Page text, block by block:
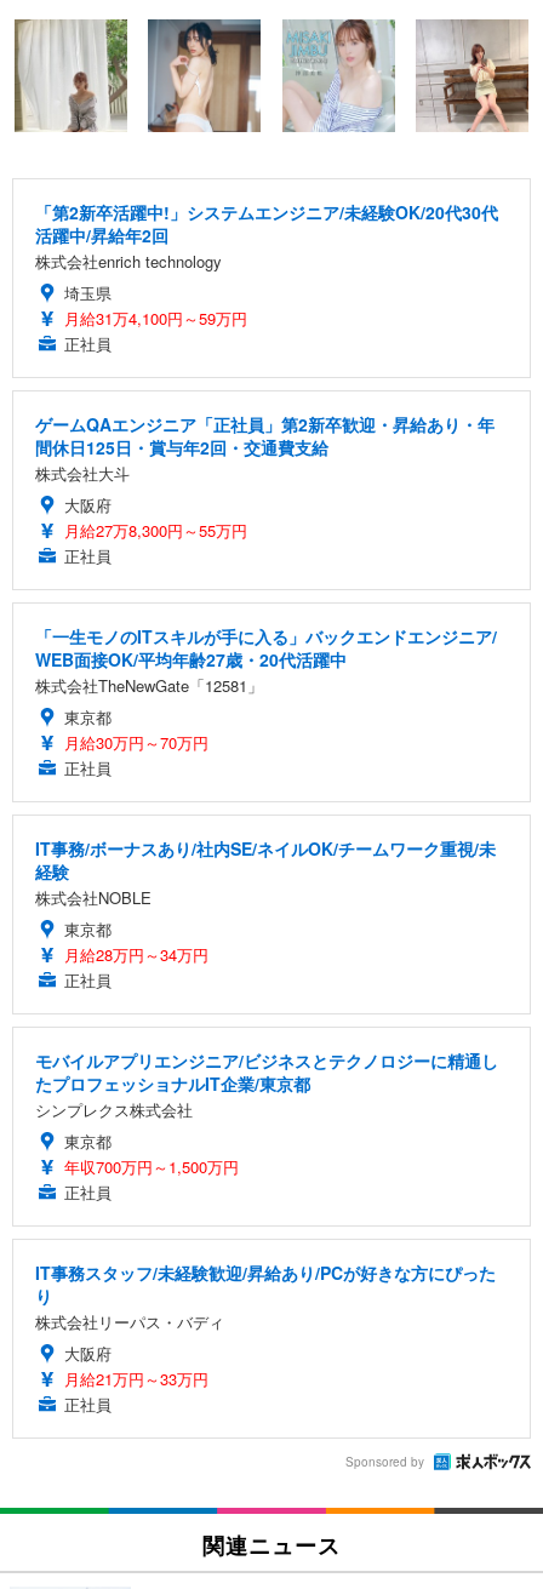
「第2新卒活躍中!」システムエンジニア/未経験OK/20代30代
活躍中/昇給年2回
株式会社enrich technology
埼玉県
月給31万4,100円～59万円
正社員
ゲームQAエンジニア「正社員」第2新卒歓迎・昇給あり・年
間休日125日・賞与年2回・交通費支給
株式会社大斗
大阪府
月給27万8,300円～55万円
正社員
「一生モノのITスキルが手に入る」バックエンドエンジニア/
WEB面接OK/平均年齢27歳・20代活躍中
株式会社TheNewGate「12581」
東京都
月給30万円～70万円
正社員
IT事務/ボーナスあり/社内SE/ネイルOK/チームワーク重視/未
経験
株式会社NOBLE
東京都
月給28万円～34万円
正社員
モバイルアプリエンジニア/ビジネスとテクノロジーに精通し
たプロフェッショナルIT企業/東京都
シンプレクス株式会社
東京都
年収700万円～1,500万円
正社員
IT事務スタッフ/未経験歓迎/昇給あり/PCが好きな方にぴった
り
株式会社リーパス・バディ
大阪府
月給21万円～33万円
正社員
Sponsored by
関連ニュース